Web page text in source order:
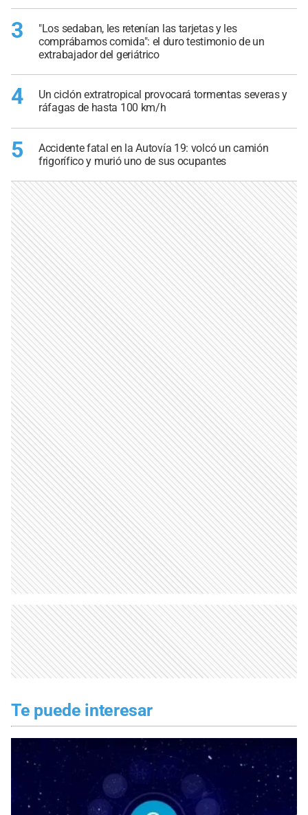
3
"Los sedaban, les retenían las tarjetas y les
comprábamos comida": el duro testimonio de un
extrabajador del geriátrico
4
Un ciclón extratropical provocará tormentas severas y
ráfagas de hasta 100 km/h
5
Accidente fatal en la Autovía 19: volcó un camión
frigorífico y murió uno de sus ocupantes
Te puede interesar